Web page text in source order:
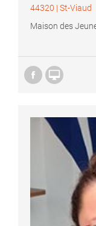
44320 | St-Viaud
Maison des
